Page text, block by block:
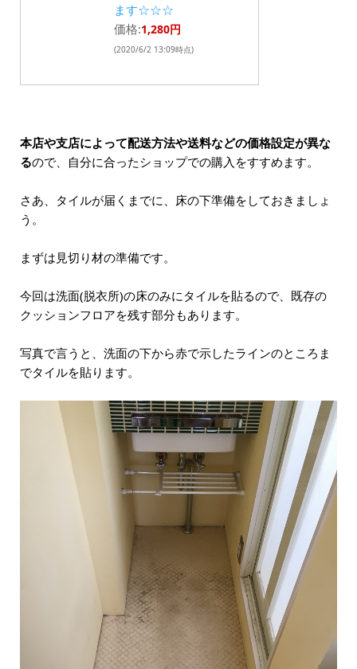
ます☆☆☆
価格:1,280円
(2020/6/2 13:09時点)
本店や支店によって配送方法や送料などの価格設定が異な
るので、自分に合ったショップでの購入をすすめます。
さあ、タイルが届くまでに、床の下準備をしておきましょ
う。
まずは見切り材の準備です。
今回は洗面(脱衣所)の床のみにタイルを貼るので、既存の
クッションフロアを残す部分もあります。
写真で言うと、洗面の下から赤で示したラインのところま
でタイルを貼ります。